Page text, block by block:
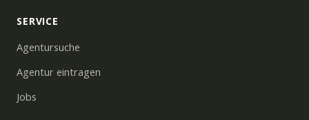
SERVICE
Agentursuche
Agentur eintragen
Jobs